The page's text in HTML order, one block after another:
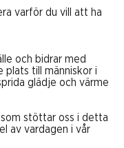
varför du vill att ha
och bidrar med
plats till människor i
glädje och värme
som stöttar oss i detta
av vardagen i vår